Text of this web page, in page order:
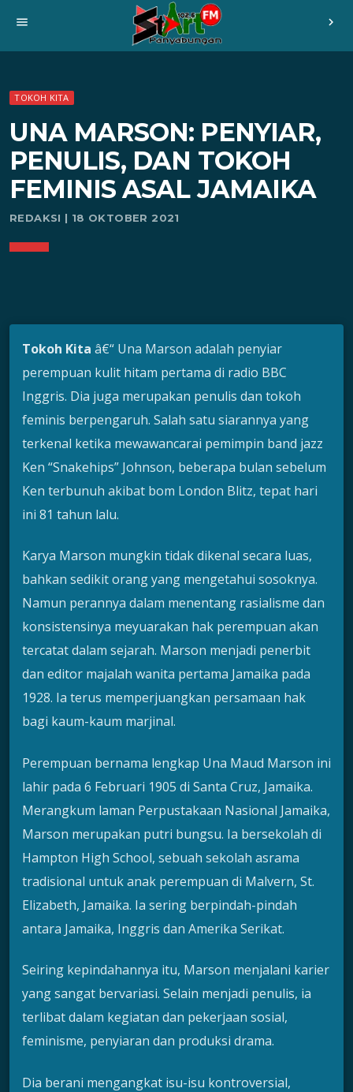
menu chevron_right
TOKOH KITA
UNA MARSON: PENYIAR,
PENULIS, DAN TOKOH
FEMINIS ASAL JAMAIKA
REDAKSI | 18 OKTOBER 2021
Tokoh Kita â€“ Una Marson adalah penyiar
perempuan kulit hitam pertama di radio BBC
Inggris. Dia juga merupakan penulis dan tokoh
feminis berpengaruh. Salah satu siarannya yang
terkenal ketika mewawancarai pemimpin band jazz
Ken “Snakehips” Johnson, beberapa bulan sebelum
Ken terbunuh akibat bom London Blitz, tepat hari
ini 81 tahun lalu.
Karya Marson mungkin tidak dikenal secara luas,
bahkan sedikit orang yang mengetahui sosoknya.
Namun perannya dalam menentang rasialisme dan
konsistensinya meyuarakan hak perempuan akan
tercatat dalam sejarah. Marson menjadi penerbit
dan editor majalah wanita pertama Jamaika pada
1928. Ia terus memperjuangkan persamaan hak
bagi kaum-kaum marjinal.
Perempuan bernama lengkap Una Maud Marson ini
lahir pada 6 Februari 1905 di Santa Cruz, Jamaika.
Merangkum laman Perpustakaan Nasional Jamaika,
Marson merupakan putri bungsu. Ia bersekolah di
Hampton High School, sebuah sekolah asrama
tradisional untuk anak perempuan di Malvern, St.
Elizabeth, Jamaika. Ia sering berpindah-pindah
antara Jamaika, Inggris dan Amerika Serikat.
Seiring kepindahannya itu, Marson menjalani karier
yang sangat bervariasi. Selain menjadi penulis, ia
terlibat dalam kegiatan dan pekerjaan sosial,
feminisme, penyiaran dan produksi drama.
Dia berani mengangkat isu-isu kontroversial,